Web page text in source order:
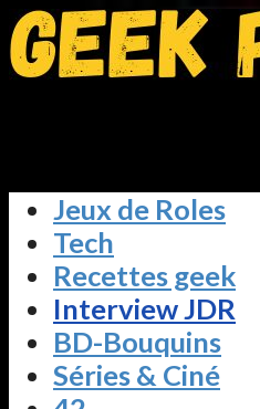
Jeux de Roles
Tech
Recettes geek
Interview JDR
BD-Bouquins
Séries & Ciné